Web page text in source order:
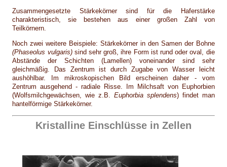
Zusammengesetzte Stärkekörner sind für die Haferstärke
charakteristisch, sie bestehen aus einer großen Zahl von
Teilkörnern.
Noch zwei weitere Beispiele: Stärkekörner in den Samen der Bohne
(Phaseolus vulgaris)sind sehr groß, ihre Form ist rund oder oval, die
Abstände der Schichten (Lamellen) voneinander sind sehr
gleichmäßig. Das Zentrum ist durch Zugabe von Wasser leicht
aushöhlbar. Im mikroskopischen Bild erscheinen daher - vom
Zentrum ausgehend - radiale Risse. Im Milchsaft von Euphorbien
(Wolfsmilchgewächsen, wie z.B. Euphorbia splendens) findet man
hantelförmige Stärkekörner.
Kristalline Einschlüsse in Zellen